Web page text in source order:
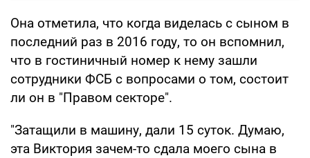
Она отметила, что когда виделась с сыном в
последний раз в 2016 году, то он вспомнил,
что в гостиничный номер к нему зашли
сотрудники ФСБ с вопросами о том, состоит
ли он в "Правом секторе".
"Затащили в машину, дали 15 суток. Думаю,
эта Виктория зачем-то сдала моего сына в